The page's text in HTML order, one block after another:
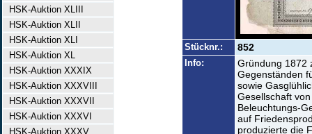
HSK-Auktion XLIII
HSK-Auktion XLII
HSK-Auktion XLI
HSK-Auktion XL
HSK-Auktion XXXIX
HSK-Auktion XXXVIII
HSK-Auktion XXXVII
HSK-Auktion XXXVI
HSK-Auktion XXXV
Stücknr.: 852
Info:
Gründung 1872
Gegenständen
sowie
Gesellschaft
Beleuchtungs-
auf
produzierte die